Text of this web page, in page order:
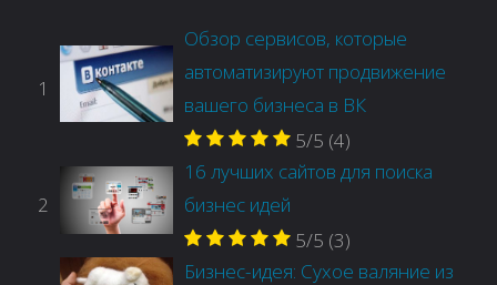
1
Обзор сервисов, которые
автоматизируют продвижение
вашего бизнеса в ВК
5/5 (4)
2
16 лучших сайтов для поиска
бизнес идей
5/5 (3)
Бизнес-идея: Сухое валяние из